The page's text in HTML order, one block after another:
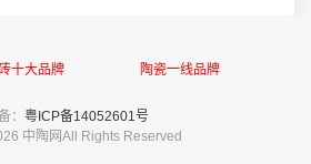
十大品牌 陶瓷一线品牌
： 粤ICP备14052601号
中陶网All Rights Reserved